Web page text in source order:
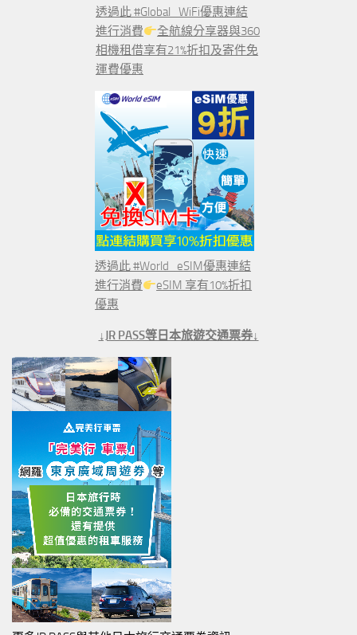
透過此 #Global_WiFi優惠連結
進行消費
全航線分享器與360
相機租借享有21%折扣及寄件免
運費優惠
透過此 #World_eSIM優惠連結
進行消費
eSIM 享有10%折扣
優惠
↓JR PASS等日本旅遊交通票券↓